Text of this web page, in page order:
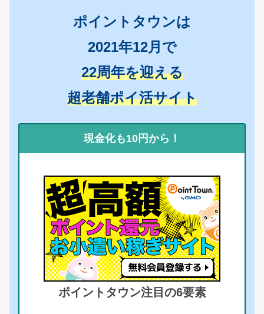
ポイントタウンは
2021年12月で
22周年を迎える
超老舗ポイ活サイト
現金化も10円から！
ポイントタウン注目の6要素